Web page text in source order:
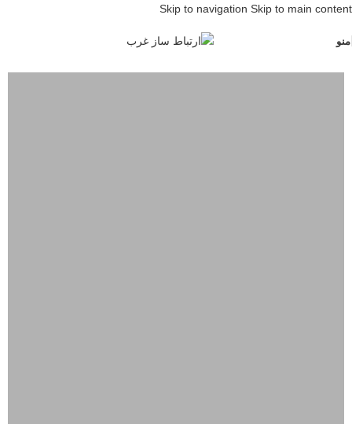
Skip to navigation Skip to main content
منو